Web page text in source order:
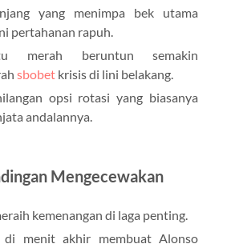
yang menimpa bek utama
pertahanan rapuh.
merah beruntun semakin
sbobetkrisis di lini belakang.
opsi rotasi yang biasanya
andalannya.
Mengecewakan
kemenangan di laga penting.
di menit akhir membuat Alonso